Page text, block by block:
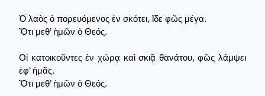
Ὁ λαὸς ὁ πορευόμενος ἐν σκότει, ἴδε φῶς μέγα.
Ὅτι μεθ’ ἡμῶν ὁ Θεός.
Οἱ κατοικοῦντες ἐν χώρᾳ καὶ σκιᾷ θανάτου, φῶς λάμψει
ἐφ’ ἡμᾶς.
Ὅτι μεθ’ ἡμῶν ὁ Θεός.